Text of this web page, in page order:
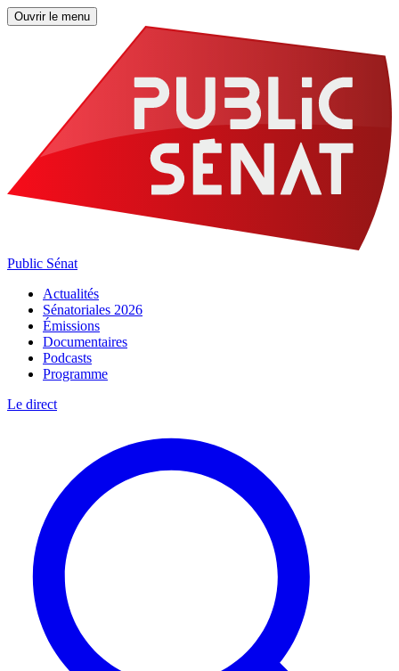
Ouvrir le menu
Public Sénat
Actualités
Sénatoriales 2026
Émissions
Documentaires
Podcasts
Programme
Le direct